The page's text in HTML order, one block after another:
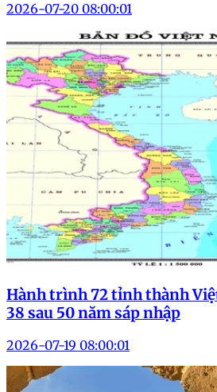
2026-07-20 08:00:01
Hành trình 72 tỉnh thành
38 sau 50 năm sáp nhập
2026-07-19 08:00:01